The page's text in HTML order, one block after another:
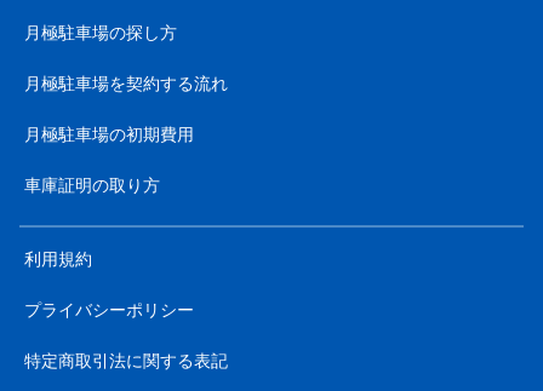
月極駐車場の探し方
月極駐車場を契約する流れ
月極駐車場の初期費用
車庫証明の取り方
利用規約
プライバシーポリシー
特定商取引法に関する表記